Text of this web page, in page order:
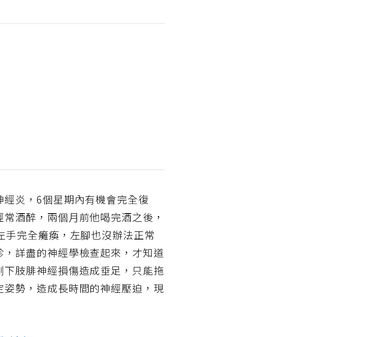
炎，6個星期內有機會完全復
酒醉，兩個月前他喝完酒之後，
完全癱瘓，左腳也沒辦法正常
詳盡的神經學檢查起來，才知道
肢腓神經損傷造成垂足，只能拖
勢，造成長時間的神經壓迫，現